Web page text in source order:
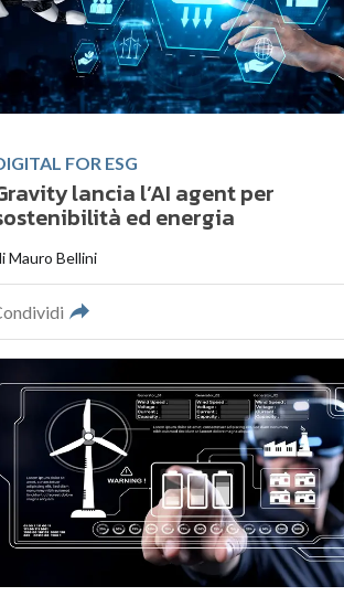
FOR ESG
lancia l’AI agent per
ed energia
Mauro Bellini